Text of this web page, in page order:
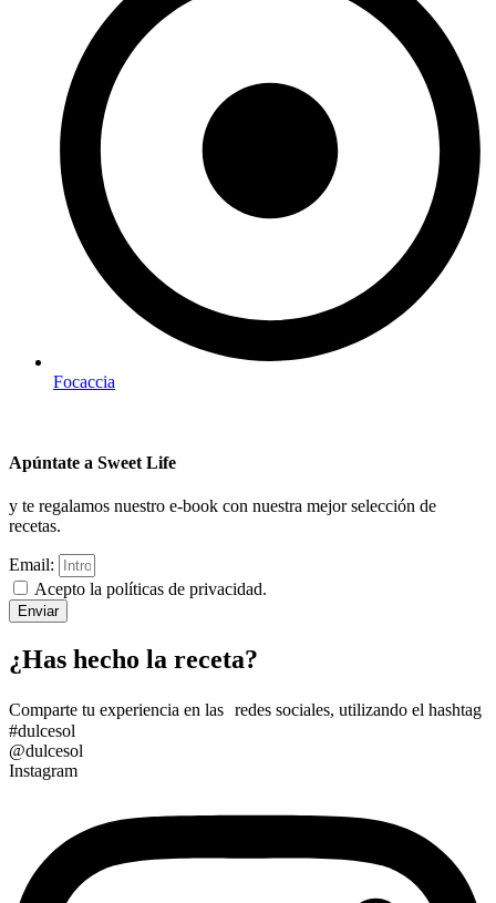
Focaccia
Apúntate a Sweet Life
y te regalamos nuestro e-book con nuestra mejor selección de
recetas.
Email:
Acepto la políticas de privacidad.
Enviar
¿Has hecho la receta?
Comparte tu experiencia en las redes sociales, utilizando el hashtag
#dulcesol
@dulcesol
Instagram